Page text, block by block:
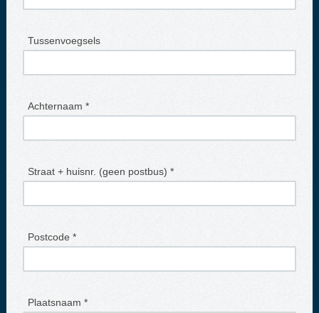
Tussenvoegsels
Achternaam *
Straat + huisnr. (geen postbus) *
Postcode *
Plaatsnaam *